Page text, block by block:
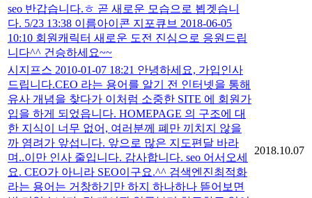
seo 반갑습니다.ㅎ 곧 새로운 모습으로 뵙겟습니
다. 5/23 13:38 이름아이콘 지포큐브 2018-06-05
10:10 회원캐릭터 새로운 도전 진심으로 응원드립
니다^^ 건승하세요~~
시지프스 2010-01-07 18:21 안녕하세요, 가입인사
드립니다.CEO 라는 용어를 알기 전 인터넷을 통해
유사 개념을 찾다가 이처럼 소중한 SITE 에 회원가
입을 하게 되었읍니다. HOMEPAGE 의 구조에 대
한 지식이 너무 없어, 여러분께 폐만 끼치지 않을
까 염려가 앞섭니다. 앞으로 많은 지도편달 바라
며..이만 인사 줄입니다. 감사합니다. seo 어서오세
요. CEO가 아니라 SEO이구요.^^ 검색엔진최적화
라는 용어는 거창하기만 하지 하나하나 뜯어보면
2018.10.07